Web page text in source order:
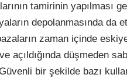
tamirinin yapılması
depolanmasında da
zaman içinde
ve açıldığında düşmeden
bir şekilde bazı